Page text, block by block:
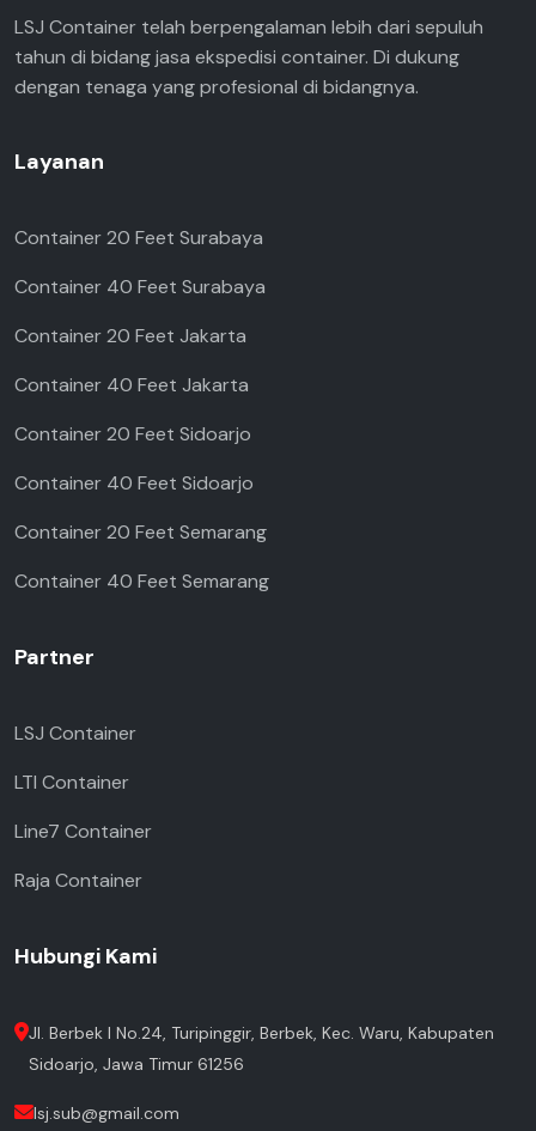
LSJ Container telah berpengalaman lebih dari sepuluh
tahun di bidang jasa ekspedisi container. Di dukung
dengan tenaga yang profesional di bidangnya.
Layanan
Container 20 Feet Surabaya
Container 40 Feet Surabaya
Container 20 Feet Jakarta
Container 40 Feet Jakarta
Container 20 Feet Sidoarjo
Container 40 Feet Sidoarjo
Container 20 Feet Semarang
Container 40 Feet Semarang
Partner
LSJ Container
LTI Container
Line7 Container
Raja Container
Hubungi Kami
Jl. Berbek I No.24, Turipinggir, Berbek, Kec. Waru, Kabupaten
Sidoarjo, Jawa Timur 61256
lsj.sub@gmail.com